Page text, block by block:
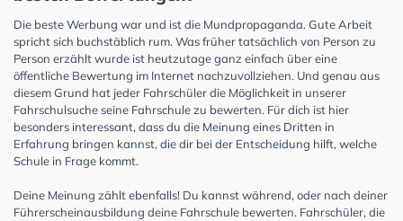
Die beste Werbung war und ist die Mundpropaganda. Gute Arbeit
spricht sich buchstäblich rum. Was früher tatsächlich von Person zu
Person erzählt wurde ist heutzutage ganz einfach über eine
öffentliche Bewertung im Internet nachzuvollziehen. Und genau aus
diesem Grund hat jeder Fahrschüler die Möglichkeit in unserer
Fahrschulsuche seine Fahrschule zu bewerten. Für dich ist hier
besonders interessant, dass du die Meinung eines Dritten in
Erfahrung bringen kannst, die dir bei der Entscheidung hilft, welche
Schule in Frage kommt.
Deine Meinung zählt ebenfalls! Du kannst während, oder nach deiner
Führerscheinausbildung deine Fahrschule bewerten. Fahrschüler, die